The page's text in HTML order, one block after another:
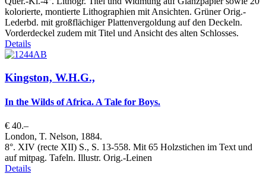
kolorierte, montierte Lithographien mit Ansichten. Grüner Orig.-
Lederbd. mit großflächiger Plattenvergoldung auf den Deckeln.
Vorderdeckel zudem mit Titel und Ansicht des alten Schlosses.
Details
Kingston, W.H.G.,
In the Wilds of Africa. A Tale for Boys.
€ 40.–
London, T. Nelson, 1884.
8°. XIV (recte XII) S., S. 13-558. Mit 65 Holzstichen im Text und
auf mitpag. Tafeln. Illustr. Orig.-Leinen
Details